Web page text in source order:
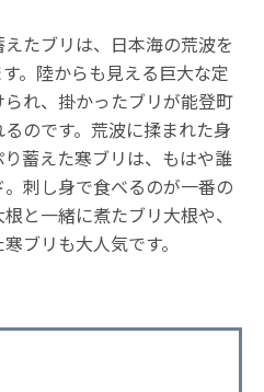
たブリは、日本海の荒波を
。陸からも見える巨大な定
れ、掛かったブリが能登町
のです。荒波に揉まれた身
蓄えた寒ブリは、もはや誰
刺し身で食べるのが一番の
と一緒に煮たブリ大根や、
ブリも大人気です。